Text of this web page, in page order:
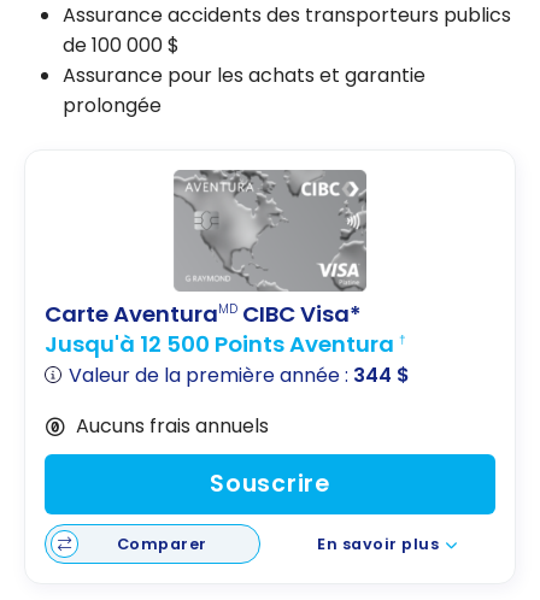
Assurance accidents des transporteurs publics
de100 000 $
Assurance pour les achats et garantie
prolongée
Carte AventuraMD CIBC Visa*
Jusqu'à 12 500 Points Aventura †
Valeur de la première année : 344 $
Aucuns frais annuels
Souscrire
Comparer En savoir plus